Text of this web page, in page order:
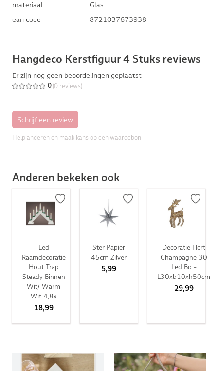
materiaal
Glas
ean code
8721037673938
Hangdeco Kerstfiguur 4 Stuks reviews
Er zijn nog geen beoordelingen geplaatst
0 (0 reviews)
Help anderen en maak kans op een waardebon
Anderen bekeken ook
Led
Raamdecoratie
Hout Trap
Steady Binnen
Wit/ Warm
Wit 4,8x
18,99
Ster Papier
45cm Zilver
5,99
Decoratie Hert
Champagne 30
Led Bo -
L30xb10xh50cm
29,99